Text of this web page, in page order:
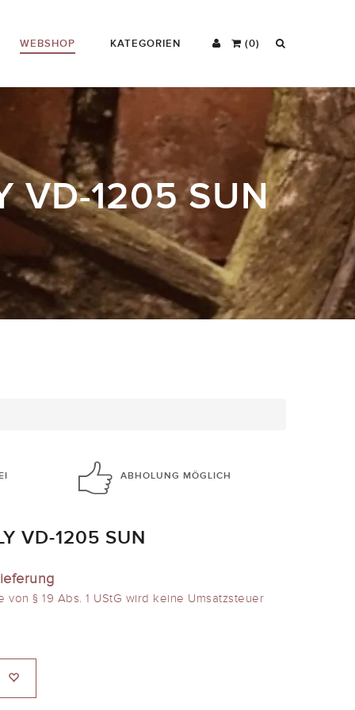
(0)
WEBSHOP KATEGORIEN
VD-1205 SUN
ABHOLUNG MÖGLICH
VD-1205 SUN
von § 19 Abs. 1 UStG wird keine Umsatzsteuer